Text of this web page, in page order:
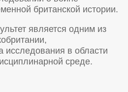
британской истории.
является одним из
исследования в области
среде.